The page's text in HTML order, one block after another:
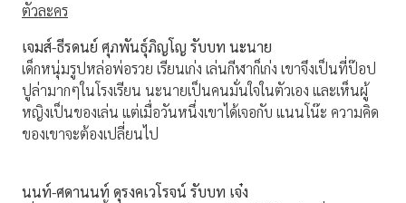
ตัวละคร
เจมส์-ธีรดนย์ ศุภพันธุ์ภิญโญ รับบท นะนาย
เด็กหนุ่มรูปหล่อพ่อรวย เรียนเก่ง เล่นกีฬาก็เก่ง เขาจึงเป็นที่ป๊อป
ปูล่ามากๆในโรงเรียน นะนายเป็นคนมั่นใจในตัวเอง และเห็นผู้
หญิงเป็นของเล่น แต่เมื่อวันหนึ่งเขาได้เจอกับ แนนโน๊ะ ความคิด
ของเขาจะต้องเปลี่ยนไป
นนท์-ศดานนท์ ดุรงคเวโรจน์ รับบท เจ๋ง